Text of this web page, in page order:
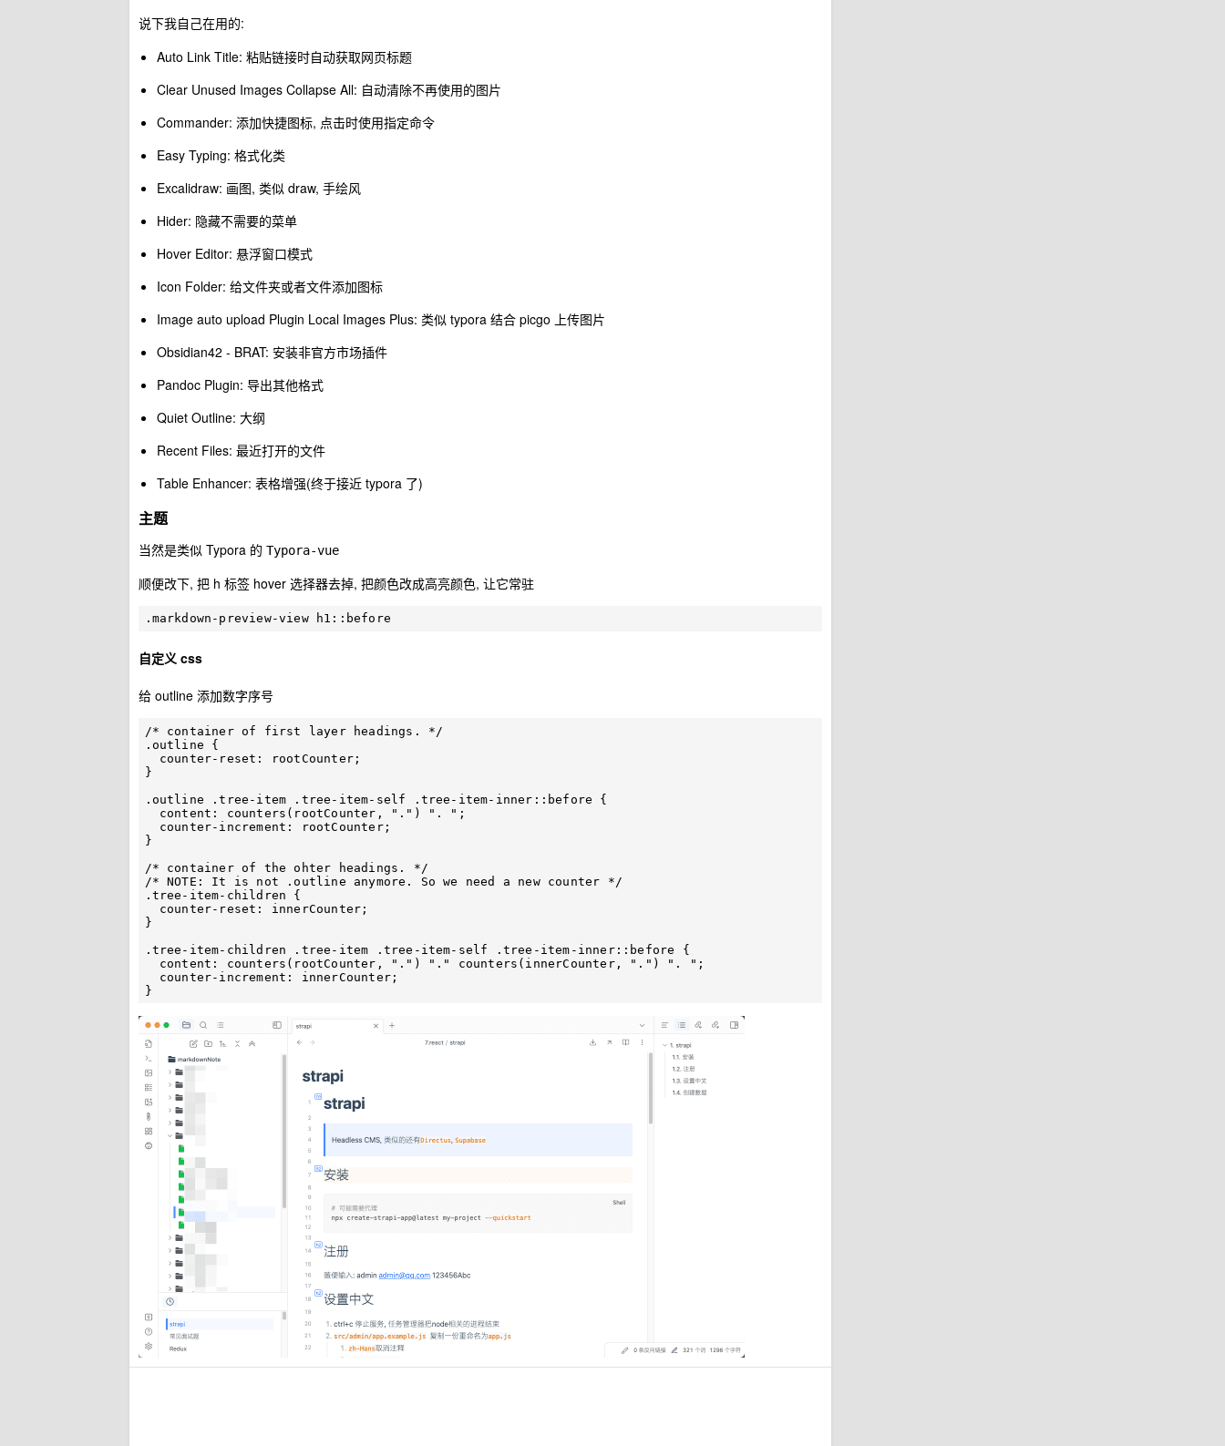
说下我自己在用的:
Auto Link Title: 粘贴链接时自动获取网页标题
Clear Unused Images Collapse All: 自动清除不再使用的图片
Commander: 添加快捷图标, 点击时使用指定命令
Easy Typing: 格式化类
Excalidraw: 画图, 类似 draw, 手绘风
Hider: 隐藏不需要的菜单
Hover Editor: 悬浮窗口模式
Icon Folder: 给文件夹或者文件添加图标
Image auto upload Plugin Local Images Plus: 类似 typora 结合 picgo 上传图片
Obsidian42 - BRAT: 安装非官方市场插件
Pandoc Plugin: 导出其他格式
Quiet Outline: 大纲
Recent Files: 最近打开的文件
Table Enhancer: 表格增强(终于接近 typora 了)
主题
当然是类似 Typora 的 Typora-vue
顺便改下, 把 h 标签 hover 选择器去掉, 把颜色改成高亮颜色, 让它常驻
自定义 css
给 outline 添加数字序号
/* container of first layer headings. */
.outline {
}
.outline .tree-item .tree-item-self .tree-item-inner::before {
}
/* container of the ohter headings. */
/* NOTE: It is not .outline anymore. So we need a new counter */
.tree-item-children {
}
.tree-item-children .tree-item .tree-item-self .tree-item-inner::before {